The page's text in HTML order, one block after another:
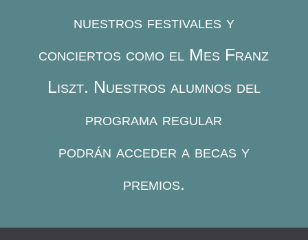
nuestros festivales y
conciertos como el Mes Franz
Liszt. Nuestros alumnos del
programa regular
podrán acceder a becas y
premios.